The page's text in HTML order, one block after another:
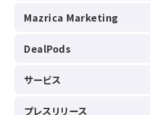
Mazrica Marketing
DealPods
サービス
プレスリリース